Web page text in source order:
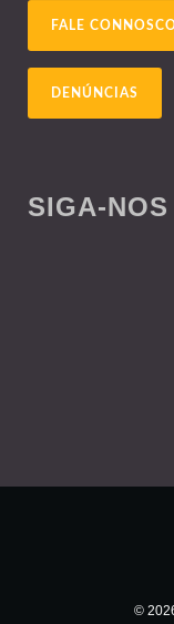
FALE
DENÚNCIAS
SIGA-NOS
©